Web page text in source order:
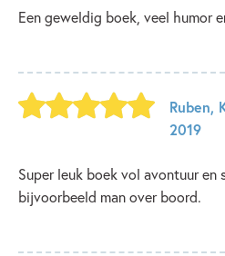
Een geweldig boek, veel humor
Ruben,
2019
Super leuk boek vol avontuur en
bijvoorbeeld man over boord.